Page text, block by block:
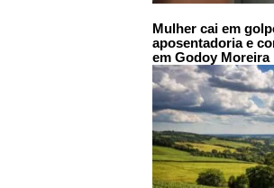
Mulher cai em
aposentadoria e
em Godoy Moreira